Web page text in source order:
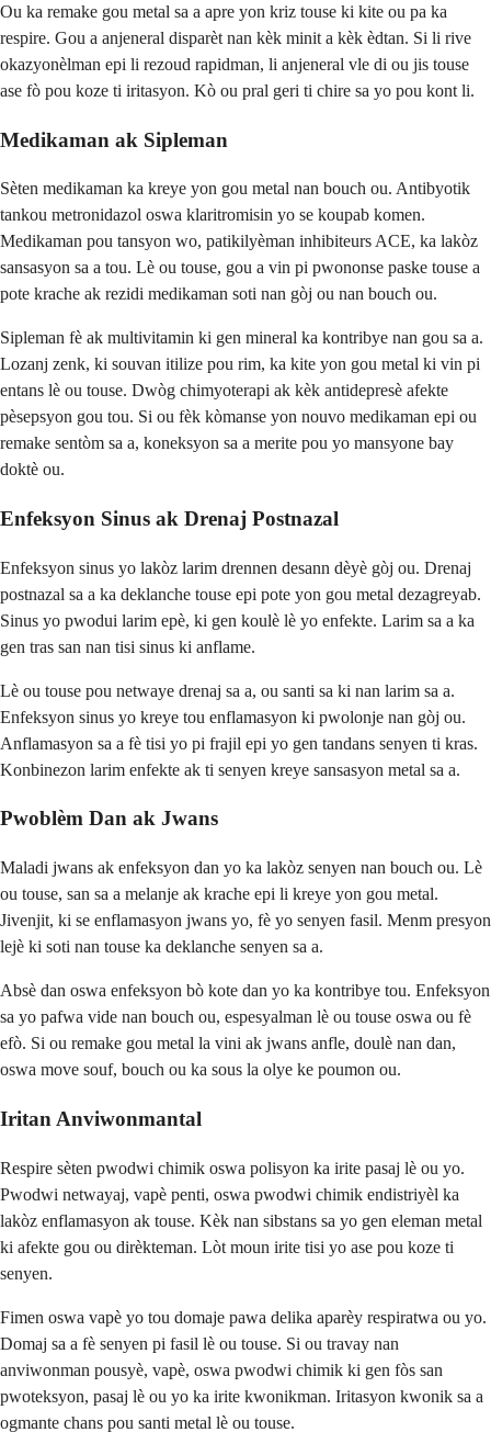
Ou ka remake gou metal sa a apre yon kriz touse ki kite ou pa ka
respire. Gou a anjeneral disparèt nan kèk minit a kèk èdtan. Si li rive
okazyonèlman epi li rezoud rapidman, li anjeneral vle di ou jis touse
ase fò pou koze ti iritasyon. Kò ou pral geri ti chire sa yo pou kont li.
Medikaman ak Sipleman
Sèten medikaman ka kreye yon gou metal nan bouch ou. Antibyotik
tankou metronidazol oswa klaritromisin yo se koupab komen.
Medikaman pou tansyon wo, patikilyèman inhibiteurs ACE, ka lakòz
sansasyon sa a tou. Lè ou touse, gou a vin pi pwononse paske touse a
pote krache ak rezidi medikaman soti nan gòj ou nan bouch ou.
Sipleman fè ak multivitamin ki gen mineral ka kontribye nan gou sa a.
Lozanj zenk, ki souvan itilize pou rim, ka kite yon gou metal ki vin pi
entans lè ou touse. Dwòg chimyoterapi ak kèk antidepresè afekte
pèsepsyon gou tou. Si ou fèk kòmanse yon nouvo medikaman epi ou
remake sentòm sa a, koneksyon sa a merite pou yo mansyone bay
doktè ou.
Enfeksyon Sinus ak Drenaj Postnazal
Enfeksyon sinus yo lakòz larim drennen desann dèyè gòj ou. Drenaj
postnazal sa a ka deklanche touse epi pote yon gou metal dezagreyab.
Sinus yo pwodui larim epè, ki gen koulè lè yo enfekte. Larim sa a ka
gen tras san nan tisi sinus ki anflame.
Lè ou touse pou netwaye drenaj sa a, ou santi sa ki nan larim sa a.
Enfeksyon sinus yo kreye tou enflamasyon ki pwolonje nan gòj ou.
Anflamasyon sa a fè tisi yo pi frajil epi yo gen tandans senyen ti kras.
Konbinezon larim enfekte ak ti senyen kreye sansasyon metal sa a.
Pwoblèm Dan ak Jwans
Maladi jwans ak enfeksyon dan yo ka lakòz senyen nan bouch ou. Lè
ou touse, san sa a melanje ak krache epi li kreye yon gou metal.
Jivenjit, ki se enflamasyon jwans yo, fè yo senyen fasil. Menm presyon
lejè ki soti nan touse ka deklanche senyen sa a.
Absè dan oswa enfeksyon bò kote dan yo ka kontribye tou. Enfeksyon
sa yo pafwa vide nan bouch ou, espesyalman lè ou touse oswa ou fè
efò. Si ou remake gou metal la vini ak jwans anfle, doulè nan dan,
oswa move souf, bouch ou ka sous la olye ke poumon ou.
Iritan Anviwonmantal
Respire sèten pwodwi chimik oswa polisyon ka irite pasaj lè ou yo.
Pwodwi netwayaj, vapè penti, oswa pwodwi chimik endistriyèl ka
lakòz enflamasyon ak touse. Kèk nan sibstans sa yo gen eleman metal
ki afekte gou ou dirèkteman. Lòt moun irite tisi yo ase pou koze ti
senyen.
Fimen oswa vapè yo tou domaje pawa delika aparèy respiratwa ou yo.
Domaj sa a fè senyen pi fasil lè ou touse. Si ou travay nan
anviwonman pousyè, vapè, oswa pwodwi chimik ki gen fòs san
pwoteksyon, pasaj lè ou yo ka irite kwonikman. Iritasyon kwonik sa a
ogmante chans pou santi metal lè ou touse.